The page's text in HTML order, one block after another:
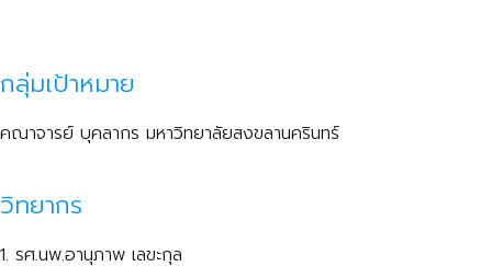
กลุ่มเป้าหมาย
คณาจารย์ บุคลากร มหาวิทยาลัยสงขลานครินทร์
วิทยากร
1. รศ.นพ.อานุภาพ เลขะกุล